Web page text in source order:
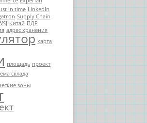
in time LinkedIn
Supply Chain
Китай ПДР
адрес хранения
карта
площадь проект
склада
зоны